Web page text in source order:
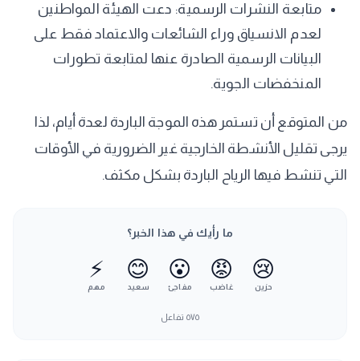
​متابعة النشرات الرسمية: دعت الهيئة المواطنين
لعدم الانسياق وراء الشائعات والاعتماد فقط على
البيانات الرسمية الصادرة عنها لمتابعة تطورات
المنخفضات الجوية.
​من المتوقع أن تستمر هذه الموجة الباردة لعدة أيام، لذا
يرجى تقليل الأنشطة الخارجية غير الضرورية في الأوقات
التي تنشط فيها الرياح الباردة بشكل مكثف.
ما رأيك في هذا الخبر؟
😢
حزين
😡
غاضب
😮
مفاجئ
😊
سعيد
⚡
مهم
٥٧٥ تفاعل